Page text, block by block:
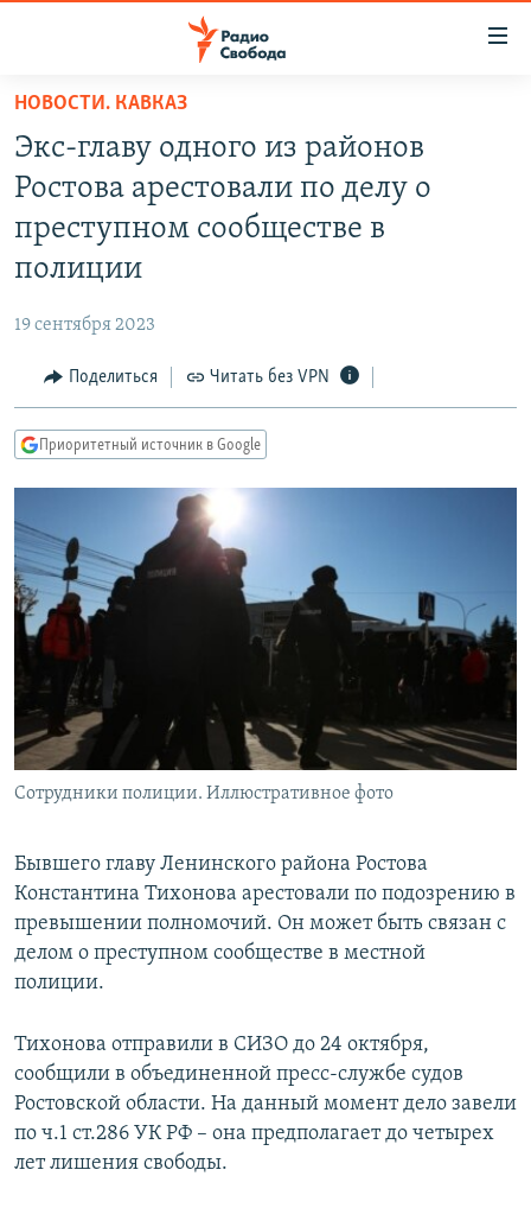
упрощенного
доступа
Вернуться
основному
содержанию
навигации
Вернутся
АВТОРСКИЕ ПРОЕКТЫ
КУЛЬТУРА
IDEL.РЕАЛИИ
КАВКАЗ.РЕАЛИИ
СИБИРЬ.РЕАЛИИ
РАСПИСАНИЕ ВЕЩАНИЯ
ПОДПИШИТЕСЬ НА РАССЫЛКУ
СОЦИАЛЬНЫЕ СЕТИ
НОВОСТИ. КАВКАЗ
Экс-главу одного из районов
Ростова арестовали по делу о
преступном сообществе в
полиции
19 сентября 2023
Поделиться Читать без VPN
Приоритетный источник в Google
Сотрудники полиции. Иллюстративное фото
Бывшего главу Ленинского района Ростова
Константина Тихонова арестовали по подозрению в
превышении полномочий. Он может быть связан с
делом о преступном сообществе в местной
полиции.
Тихонова отправили в СИЗО до 24 октября,
сообщили в объединенной пресс-службе судов
Ростовской области. На данный момент дело завели
по ч.1 ст.286 УК РФ – она предполагает до четырех
лет лишения свободы.